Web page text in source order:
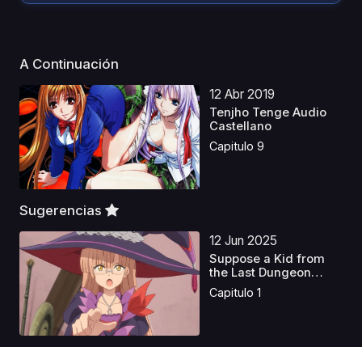
A Continuación
12 Abr 2019
Tenjho Tenge Audio
Castellano
Capitulo 9
Sugerencias
12 Jun 2025
Suppose a Kid from
the Last Dungeon
Boon...
Capitulo 1